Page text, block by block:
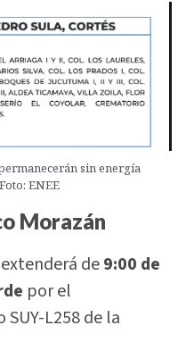
sin energía
ENEE
Morazán
de9:00 de
por el
L258 de la